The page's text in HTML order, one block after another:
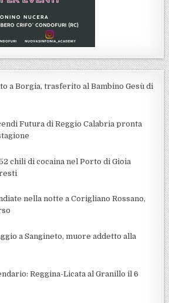
a Borgia, trasferito al Bambino Gesù di
Futura di Reggio Calabria pronta
chili di cocaina nel Porto di Gioia
nella notte a Corigliano Rossano,
a Sangineto, muore addetto alla
Reggina-Licata al Granillo il 6